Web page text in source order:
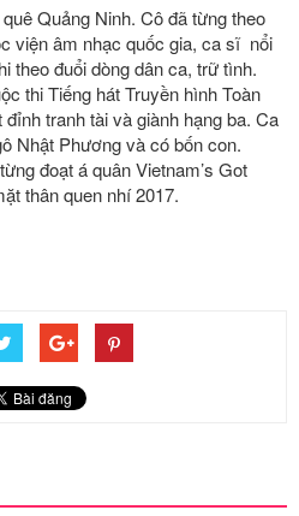
Quảng Ninh. Cô đã từng theo
viện âm nhạc quốc gia, ca sĩ nổi
theo đuổi dòng dân ca, trữ tình.
thi Tiếng hát Truyền hình Toàn
tranh tài và giành hạng ba. Ca
Nhật Phương và có bốn con.
đoạt á quân Vietnam’s Got
thân quen nhí 2017.